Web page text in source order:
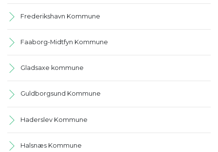
Frederikshavn Kommune
Faaborg-Midtfyn Kommune
Gladsaxe kommune
Guldborgsund Kommune
Haderslev Kommune
Halsnæs Kommune